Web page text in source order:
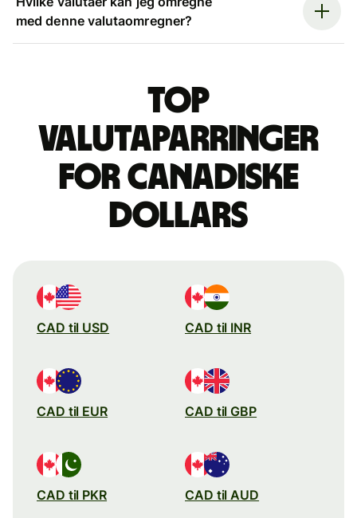
med denne valutaomregner?
Top
valutaparringer
for canadiske
dollars
CAD til USD CAD til INR
CAD til EUR CAD til GBP
CAD til PKR CAD til AUD